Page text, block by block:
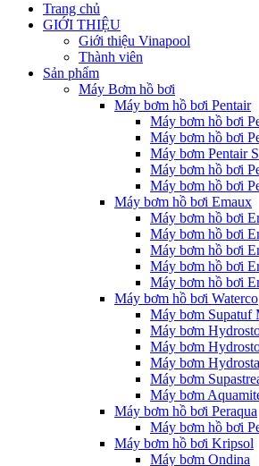
Trang chủ
GIỚI THIỆU
Giới thiệu Vinapool
Thành viên
Sản phẩm
Máy Bơm hồ bơi
Máy bơm hồ bơi Pentair
Máy bơm hồ bơi
Máy bơm hồ bơi
Máy bơm Pentair
Máy bơm hồ bơi
Máy bơm hồ bơi
Máy bơm hồ bơi Emaux
Máy bơm hồ bơi
Máy bơm hồ bơi
Máy bơm hồ bơi
Máy bơm hồ bơi
Máy bơm hồ bơi
Máy bơm hồ bơi Waterco
Máy bơm Supatuf
Máy bơm
Máy bơm
Máy bơm
Máy bơm
Máy bơm
Máy bơm hồ bơi Peraqua
Máy bơm hồ bơi
Máy bơm hồ bơi Kripsol
Máy bơm Ondina